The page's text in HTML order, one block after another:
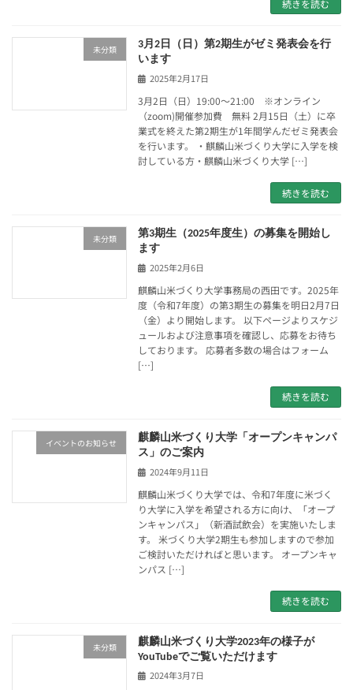
続きを読む
未分類
3月2日（日）第2期生がゼミ発表会を行
います
2025年2月17日
3月2日（日）19:00～21:00 ※オンライン
（zoom)開催参加費 無料 2月15日（土）に卒
業式を終えた第2期生が1年間学んだゼミ発表会
を行います。 ・麒麟山米づくり大学に入学を検
討している方・麒麟山米づくり大学 […]
続きを読む
未分類
第3期生（2025年度生）の募集を開始し
ます
2025年2月6日
麒麟山米づくり大学事務局の西田です。2025年
度（令和7年度）の第3期生の募集を明日2月7日
（金）より開始します。 以下ページよりスケジ
ュールおよび注意事項を確認し、応募をお待ち
しております。 応募者多数の場合はフォーム
[…]
続きを読む
イベントのお知らせ
麒麟山米づくり大学「オープンキャンパ
ス」のご案内
2024年9月11日
麒麟山米づくり大学では、令和7年度に米づく
り大学に入学を希望される方に向け、「オープ
ンキャンパス」（新酒試飲会）を実施いたしま
す。 米づくり大学2期生も参加しますので参加
ご検討いただければと思います。 オープンキャ
ンパス […]
続きを読む
未分類
麒麟山米づくり大学2023年の様子が
YouTubeでご覧いただけます
2024年3月7日